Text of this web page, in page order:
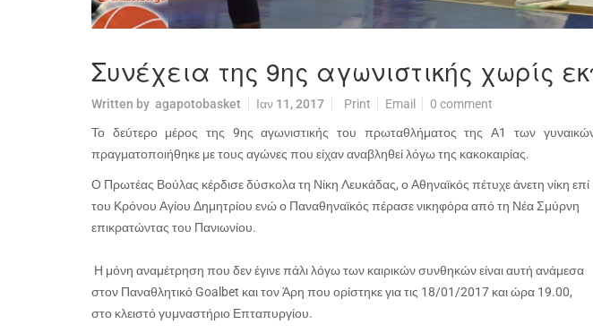
Συνέχεια της 9ης αγωνιστικής χωρίς
Written by agapotobasket Ιαν 11, 2017 Print Email 0 comment
Το δεύτερο μέρος της 9ης αγωνιστικής του πρωταθλήματος της Α1 των
πραγματοποιήθηκε με τους αγώνες που είχαν αναβληθεί λόγω της κακοκαιρίας.
Ο Πρωτέας Βούλας κέρδισε δύσκολα τη Νίκη Λευκάδας, ο Αθηναϊκός πέτυχε άνετη νίκη επί
του Κρόνου Αγίου Δημητρίου ενώ ο Παναθηναϊκός πέρασε νικηφόρα από τη Νέα Σμύρνη
επικρατώντας του Πανιωνίου.
Η μόνη αναμέτρηση που δεν έγινε πάλι λόγω των καιρικών συνθηκών είναι αυτή ανάμεσα
στον Παναθλητικό Goalbet και τον Άρη που ορίστηκε για τις 18/01/2017 και ώρα 19.00,
στο κλειστό γυμναστήριο Επταπυργίου.